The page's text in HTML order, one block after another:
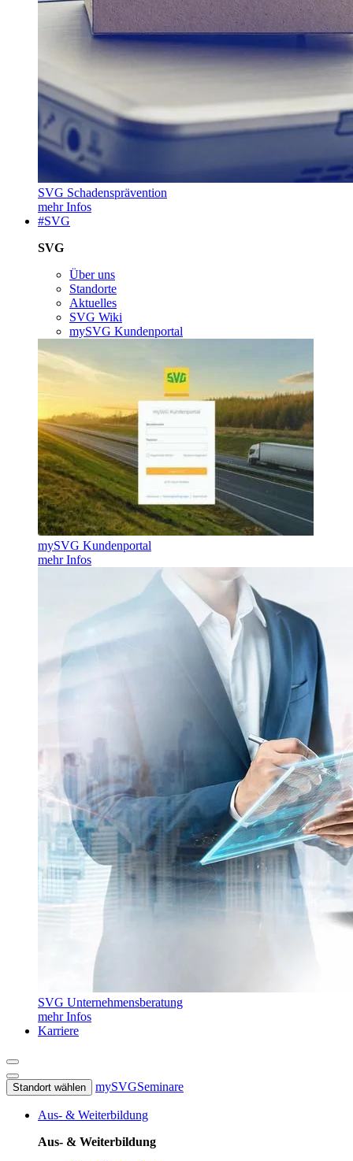
SVG Schadensprävention
mehr Infos
#SVG
SVG
Über uns
Standorte
Aktuelles
SVG Wiki
mySVG Kundenportal
mySVG Kundenportal
mehr Infos
SVG Unternehmensberatung
mehr Infos
Karriere
Standort wählen mySVGSeminare
Aus- & Weiterbildung
Aus- & Weiterbildung